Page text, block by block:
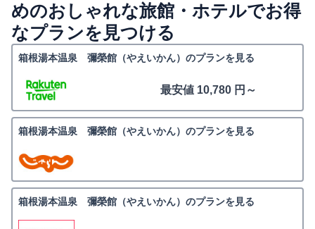
めのおしゃれな旅館・ホテルでお得
なプランを見つける
箱根湯本温泉 彌榮館（やえいかん）のプランを見る
最安値 10,780 円～
箱根湯本温泉 彌榮館（やえいかん）のプランを見る
箱根湯本温泉 彌榮館（やえいかん）のプランを見る